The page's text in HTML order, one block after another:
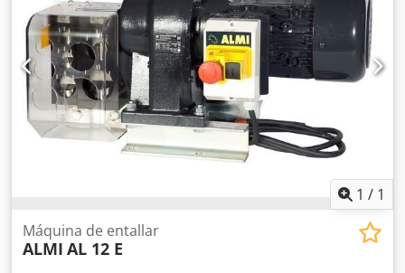
1 / 1
Máquina de entallar
ALMI AL 12 E